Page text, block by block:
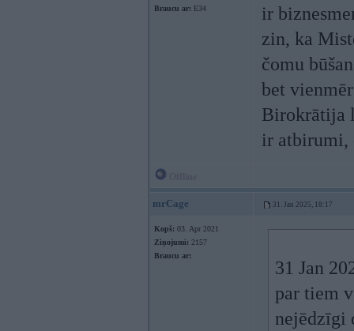
Braucu ar: E34
ir
zin, ka
čomu
bet
Birokrātija
ir atbirumi,
mrCage 31. Jan 2025, 18:17
Kopš: 03. Apr 2021
Ziņojumi: 2157
Braucu ar:
31 Jan
par tiem
nejēdzīgi